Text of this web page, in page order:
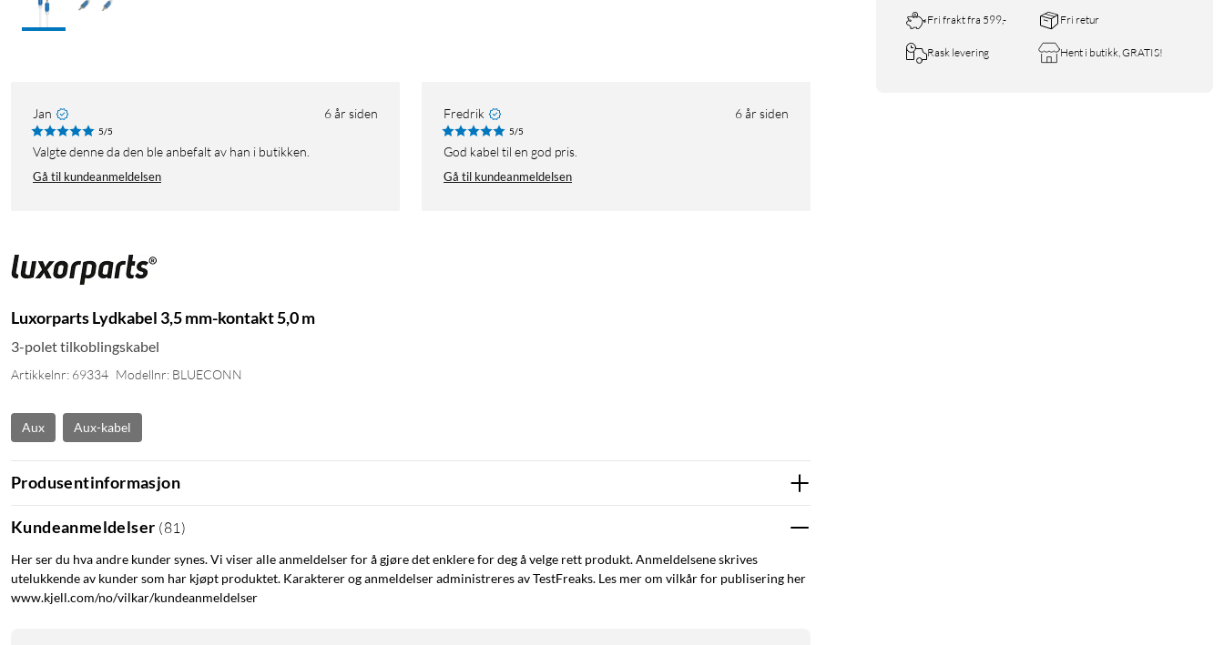
Fri frakt fra 599,- Fri retur
Rask levering Hent i butikk, GRATIS!
Jan 6 år siden
5/5
Valgte denne da den ble anbefalt av han i butikken.
Gå til kundeanmeldelsen
Fredrik 6 år siden
5/5
God kabel til en god pris.
Gå til kundeanmeldelsen
Luxorparts Lydkabel 3,5 mm-kontakt 5,0 m
3-polet tilkoblingskabel
Artikkelnr: 69334 Modellnr: BLUECONN
Aux Aux-kabel
Produsentinformasjon
Kundeanmeldelser (81)
Her ser du hva andre kunder synes. Vi viser alle anmeldelser for å gjøre det enklere for deg å velge rett produkt. Anmeldelsene skrives
utelukkende av kunder som har kjøpt produktet. Karakterer og anmeldelser administreres av TestFreaks. Les mer om vilkår for publisering her
www.kjell.com/no/vilkar/kundeanmeldelser